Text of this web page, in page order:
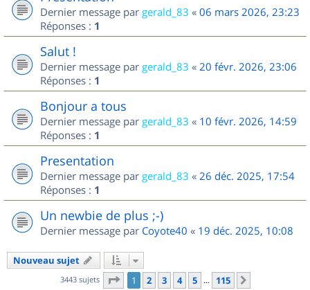
Dernier message par gerald_83 « 06 mars 2026, 23:23
Réponses : 1
Salut !
Dernier message par gerald_83 « 20 févr. 2026, 23:06
Réponses : 1
Bonjour a tous
Dernier message par gerald_83 « 10 févr. 2026, 14:59
Réponses : 1
Presentation
Dernier message par gerald_83 « 26 déc. 2025, 17:54
Réponses : 1
Un newbie de plus ;-)
Dernier message par Coyote40 « 19 déc. 2025, 10:08
Nouveau sujet
3443 sujets Page 1sur 115
1 2 3 4 5 … 115